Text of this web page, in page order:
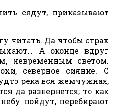
сядут, приказывают
читать. Да чтобы страх
А оконце вдруг
невременным светом.
северное сияние. С
река вся жемчужная,
да развернется; то как
пойдут, перебирают